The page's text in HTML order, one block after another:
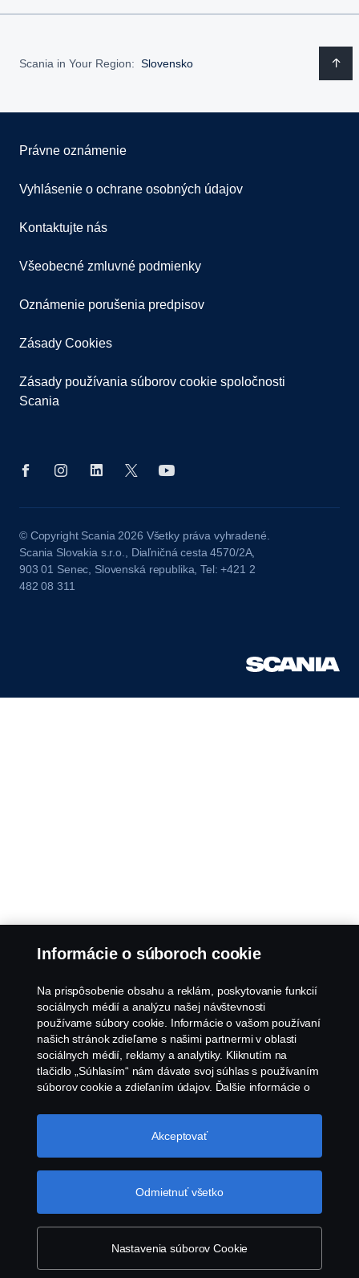
Scania in Your Region: Slovensko
Právne oznámenie
Vyhlásenie o ochrane osobných údajov
Kontaktujte nás
Všeobecné zmluvné podmienky
Oznámenie porušenia predpisov
Zásady Cookies
Zásady používania súborov cookie spoločnosti
Scania
© Copyright Scania 2026 Všetky práva vyhradené.
Scania Slovakia s.r.o., Diaľničná cesta 4570/2A,
903 01 Senec, Slovenská republika, Tel: +421 2
482 08 311
Informácie o súboroch cookie
Na prispôsobenie obsahu a reklám, poskytovanie funkcií
sociálnych médií a analýzu našej návštevnosti
používame súbory cookie. Informácie o vašom používaní
našich stránok zdieľame s našimi partnermi v oblasti
sociálnych médií, reklamy a analytiky. Kliknutím na
tlačidlo „Súhlasím“ nám dávate svoj súhlas s používaním
súborov cookie a zdieľaním údajov. Ďalšie informácie o
o súboroch cookie, ktorú nájdete kliknutím na odkaz za
týmto textom. Svoje súbory cookie môžete spravovať tiež
Nastavenia súborov Cookie
Odmietnuť všetko
Akceptovať